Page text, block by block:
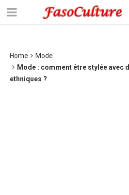
Home
Mode
Mode : comment être stylée avec
ethniques ?